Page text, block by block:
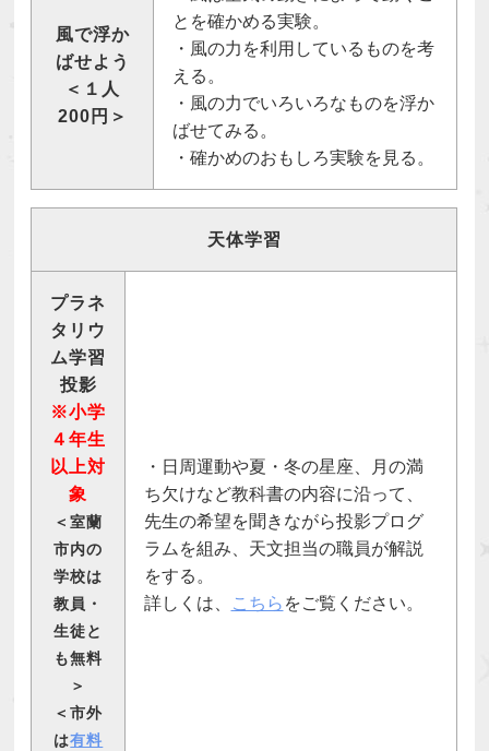
風で浮か
ばせよう
＜１人
200円＞
とを確かめる実験。
・風の力を利用しているものを考
える。
・風の力でいろいろなものを浮か
ばせてみる。
・確かめのおもしろ実験を見る。
天体学習
プラネ
タリウ
ム学習
投影
※小学
４年生
以上対
象
＜室蘭
市内の
学校は
教員・
生徒と
も無料
＞
＜市外
は有料
・日周運動や夏・冬の星座、月の満
ち欠けなど教科書の内容に沿って、
先生の希望を聞きながら投影プログ
ラムを組み、天文担当の職員が解説
をする。
詳しくは、
こちら をご覧ください。